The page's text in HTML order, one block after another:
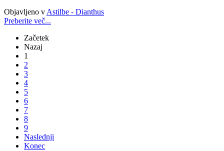
Objavljeno v Astilbe - Dianthus
Preberite več...
Začetek
Nazaj
1
2
3
4
5
6
7
8
9
Naslednji
Konec